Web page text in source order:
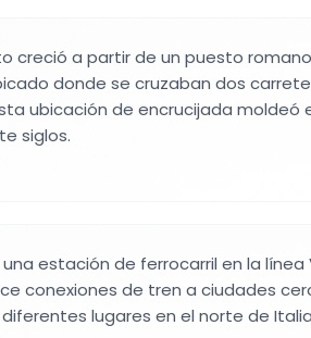
creció a partir de un puesto
donde se cruzaban dos
ubicación de encrucijada moldeó
siglos.
estación de ferrocarril en la
conexiones de tren a ciudades
lugares en el norte de